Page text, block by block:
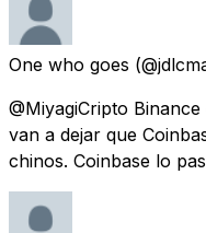
One who goes
@MiyagiCripto
van a dejar que
chinos. Coinbase lo